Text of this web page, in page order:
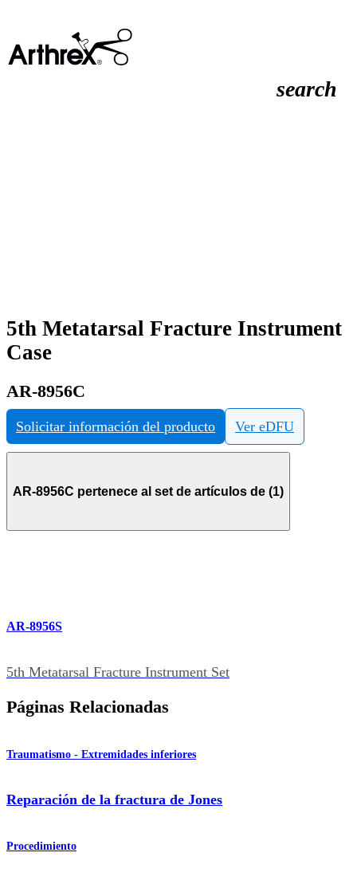
search
5th Metatarsal Fracture Instrument
Case
AR-8956C
Solicitar información del producto Ver eDFU
AR-8956C pertenece al set de artículos de (1)
AR-8956S
5th Metatarsal Fracture Instrument Set
Páginas Relacionadas
Traumatismo - Extremidades inferiores
Reparación de la fractura de Jones
Procedimiento